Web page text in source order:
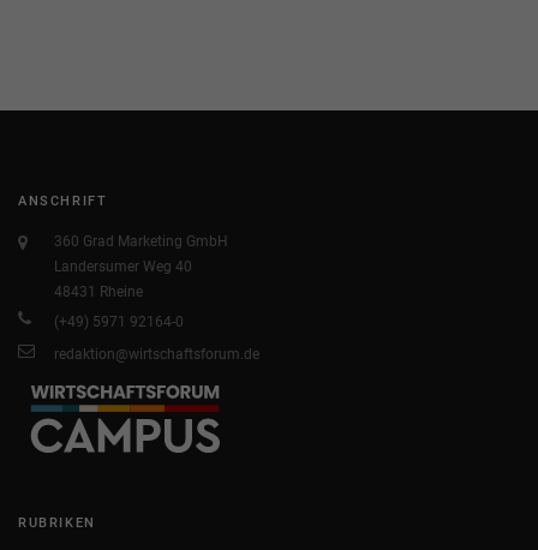
ANSCHRIFT
360 Grad Marketing GmbH
Landersumer Weg 40
48431 Rheine
(+49) 5971 92164-0
redaktion@wirtschaftsforum.de
RUBRIKEN